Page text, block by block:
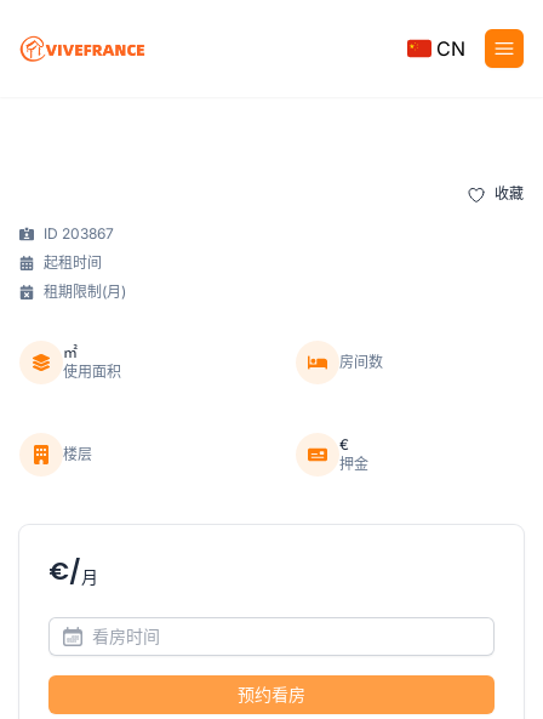
CN
收藏
ID 203867
起租时间
租期限制(月)
㎡
使用面积
房间数
楼层
€
押金
€/月
预约看房